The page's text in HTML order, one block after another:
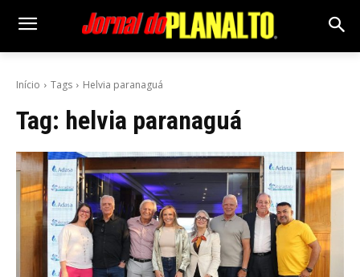
Início Tags Helvia paranaguá
Tag: helvia paranaguá